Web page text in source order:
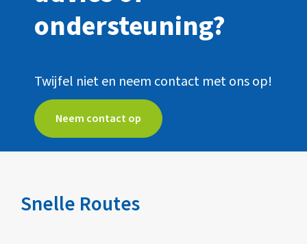
ondersteuning?
Twijfel niet en neem contact met ons op!
Neem contact op
Snelle Routes